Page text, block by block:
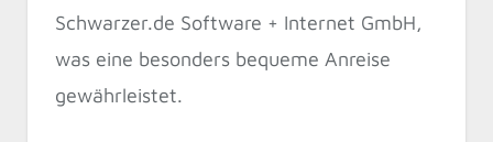
Schwarzer.de Software + Internet GmbH,
was eine besonders bequeme Anreise
gewährleistet.